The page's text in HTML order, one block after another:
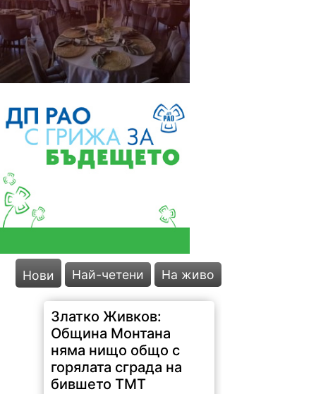
Нови Най-четени На живо
Златко Живков:
Община Монтана
няма нищо общо с
горялата сграда на
бившето ТМТ